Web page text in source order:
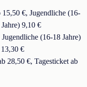
15,50 €, Jugendliche (16-
9,10 €
(16-18 Jahre)
€
28,50 €, Tagesticket ab